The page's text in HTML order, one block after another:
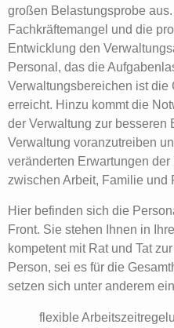
großen Belastungsprobe
Fachkräftemangel und die
Entwicklung den
Personal, das die
Verwaltungsbereichen ist die
erreicht. Hinzu kommt die
der Verwaltung zur besseren
Verwaltung voranzutreiben
veränderten Erwartungen
zwischen Arbeit, Familie und
Hier befinden sich die
Front. Sie stehen Ihnen in
kompetent mit Rat und Tat
Person, sei es für die
setzen sich unter anderem
flexible